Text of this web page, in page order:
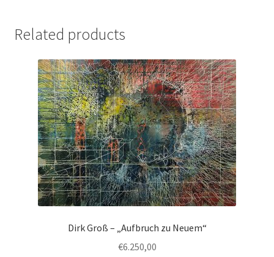
Related products
Dirk Groß – „Aufbruch zu Neuem“
€6.250,00